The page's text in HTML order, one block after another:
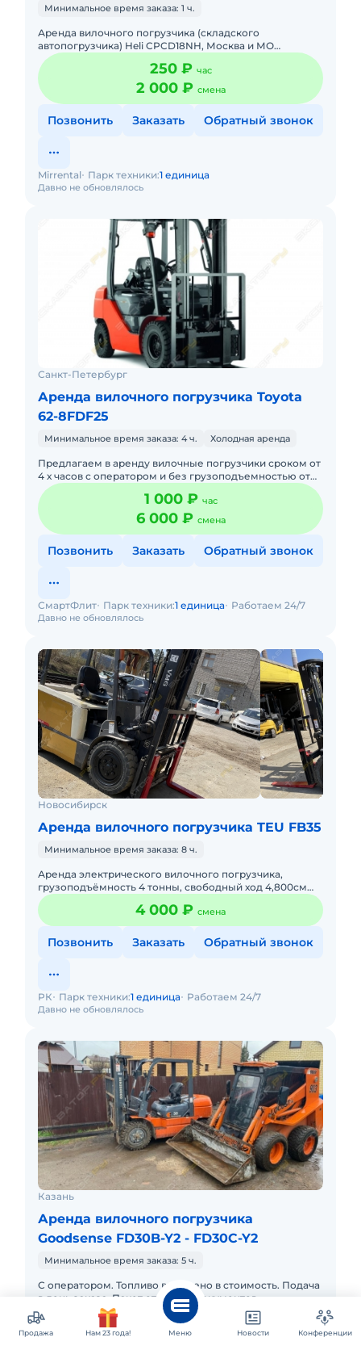
Минимальное время заказа: 1 ч.
Аренда вилочного погрузчика (складского
автопогрузчика) Heli CPCD18NH, Москва и МО
Предлагаем широкий ассортимент современной
складской техники Heli и Wecan, о
250 ₽ час
2 000 ₽ смена
Позвонить Заказать Обратный звонок
Давно не обновлялось
Mirrental Парк техники:1 единица
Санкт-Петербург
Аренда вилочного погрузчика Toyota
62-8FDF25
Минимальное время заказа: 4 ч. Холодная аренда
Предлагаем в аренду вилочные погрузчики сроком от
4 х часов с оператором и без грузоподъемностью от
1,5 тонны до 6 тон. При аренде на длительный срок
скидки!
1 000 ₽ час
6 000 ₽ смена
Позвонить Заказать Обратный звонок
Давно не обновлялось
СмартФлит Парк техники:1 единица Работаем 24/7
Новосибирск
Аренда вилочного погрузчика TEU FB35
Минимальное время заказа: 8 ч.
Аренда электрического вилочного погрузчика,
грузоподъёмность 4 тонны, свободный ход 4,800см
Без оператора. С оператором. Долгосрочная аренда.
Подача в день зак
4 000 ₽ смена
Позвонить Заказать Обратный звонок
Давно не обновлялось
РК Парк техники:1 единица Работаем 24/7
Казань
Аренда вилочного погрузчика
Goodsense FD30B-Y2 - FD30C-Y2
Минимальное время заказа: 5 ч.
С оператором. Топливо включено в стоимость. Подача
в день заказа. Пакет отчетных документов.
1 000 ₽
5 000 ₽
Продажа Нам 23 года! Меню Новости Конференции